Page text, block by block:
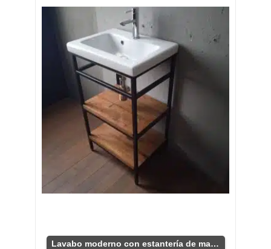
Lavabo moderno con estantería de madera y metal